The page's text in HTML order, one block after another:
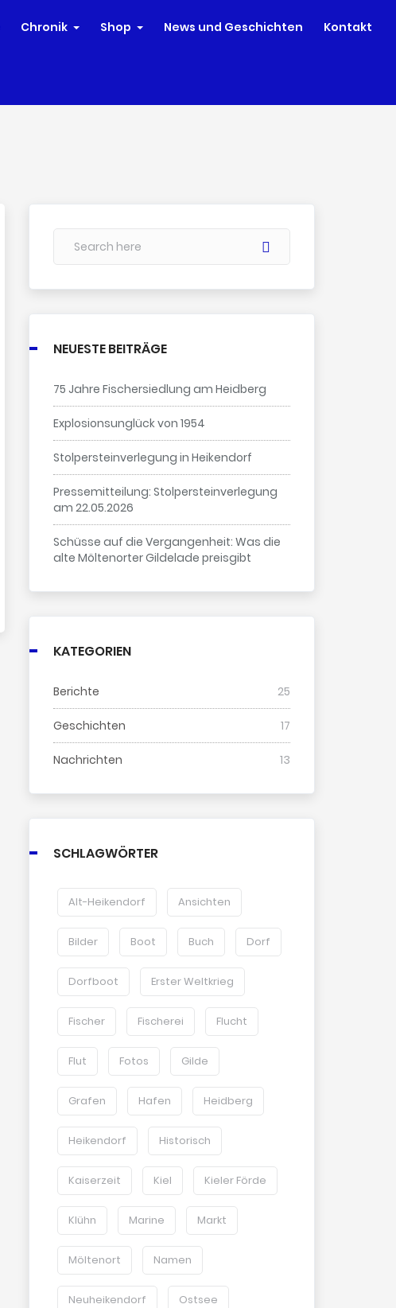
Chronik Shop News und Geschichten Kontakt
NEUESTE BEITRÄGE
75 Jahre Fischersiedlung am Heidberg
Explosionsunglück von 1954
Stolpersteinverlegung in Heikendorf
Pressemitteilung: Stolpersteinverlegung
am 22.05.2026
Schüsse auf die Vergangenheit: Was die
alte Möltenorter Gildelade preisgibt
KATEGORIEN
Berichte 25
Geschichten 17
Nachrichten 13
SCHLAGWÖRTER
Alt-Heikendorf Ansichten
Bilder Boot Buch Dorf
Dorfboot Erster Weltkrieg
Fischer Fischerei Flucht
Flut Fotos Gilde
Grafen Hafen Heidberg
Heikendorf Historisch
Kaiserzeit Kiel Kieler Förde
Klühn Marine Markt
Möltenort Namen
Neuheikendorf Ostsee